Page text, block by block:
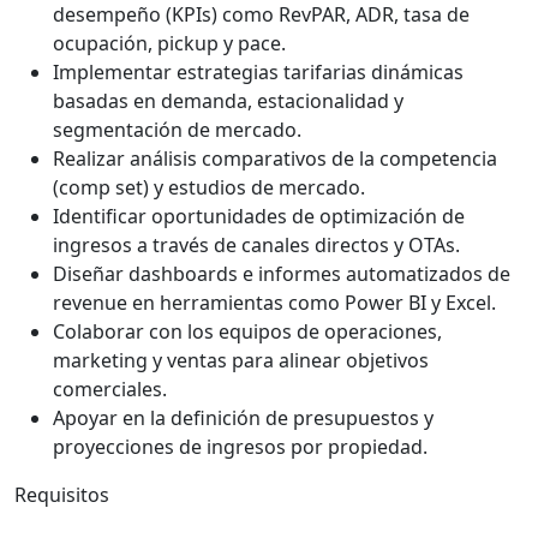
desempeño (KPIs) como RevPAR, ADR, tasa de
ocupación, pickup y pace.
Implementar estrategias tarifarias dinámicas
basadas en demanda, estacionalidad y
segmentación de mercado.
Realizar análisis comparativos de la competencia
(comp set) y estudios de mercado.
Identificar oportunidades de optimización de
ingresos a través de canales directos y OTAs.
Diseñar dashboards e informes automatizados de
revenue en herramientas como Power BI y Excel.
Colaborar con los equipos de operaciones,
marketing y ventas para alinear objetivos
comerciales.
Apoyar en la definición de presupuestos y
proyecciones de ingresos por propiedad.
Requisitos